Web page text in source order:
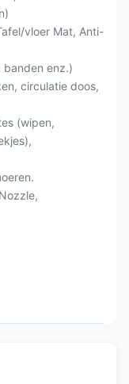
vloer Mat, Anti-
banden enz.)
circulatie doos,
(wipen,